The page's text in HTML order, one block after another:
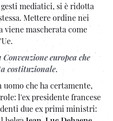
mediatici, si è ridotta
Mettere ordine nei
mascherata come
europea che
costituzionale.
uomo che ha certamente,
l'ex presidente francese
due ex primi ministri: